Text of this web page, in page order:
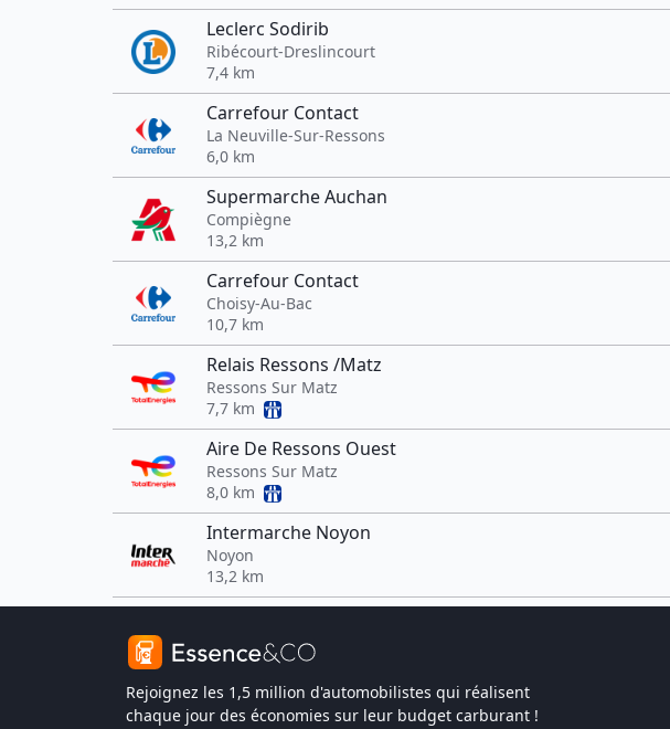
Leclerc Sodirib
Ribécourt-Dreslincourt
7,4 km
Carrefour Contact
La Neuville-Sur-Ressons
6,0 km
Supermarche Auchan
Compiègne
13,2 km
Carrefour Contact
Choisy-Au-Bac
10,7 km
Relais Ressons /Matz
Ressons Sur Matz
7,7 km
Aire De Ressons Ouest
Ressons Sur Matz
8,0 km
Intermarche Noyon
Noyon
13,2 km
Rejoignez les 1,5 million d'automobilistes qui réalisent
chaque jour des économies sur leur budget carburant !